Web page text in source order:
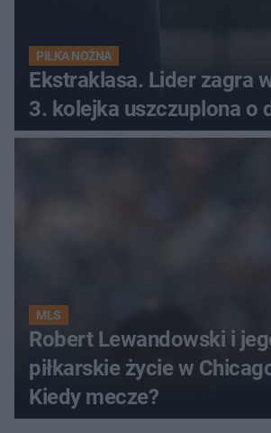
PIŁKA NOŻNA
Ekstraklasa. Lider zagra
3. kolejka uszczuplona o
MLS
Robert Lewandowski i
piłkarskie życie w
Kiedy mecze?